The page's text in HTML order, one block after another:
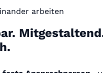
arbeiten